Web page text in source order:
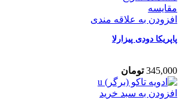
مقایسه
افزودن به علاقه مندی
پاپریکا دودی پیزارلا
345,000 تومان
افزودن به سبد خرید